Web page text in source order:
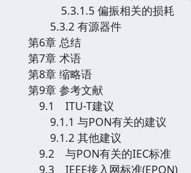
5.3.1.5 偏振相关的损耗
5.3.2 有源器件
第6章 总结
第7章 术语
第8章 缩略语
第9章 参考文献
9.1 ITU-T建议
9.1.1 与PON有关的建议
9.1.2 其他建议
9.2 与PON有关的IEC标准
9.3 IEEE接入网标准(EPON)